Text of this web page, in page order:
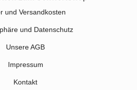
und Versandkosten
und Datenschutz
Unsere AGB
Impressum
Kontakt